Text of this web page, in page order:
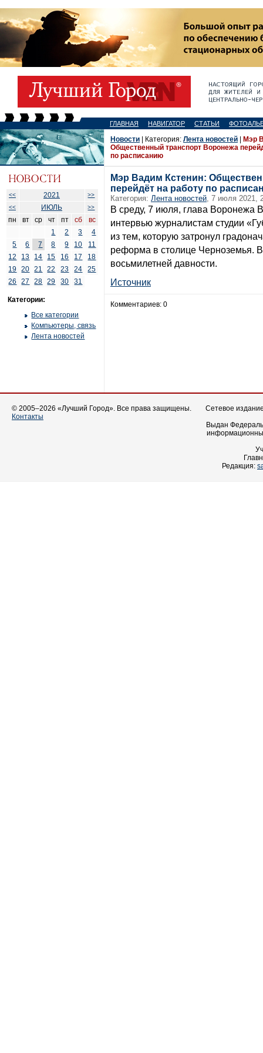
ГЛАВНАЯ НАВИГАТОР СТАТЬИ
<< 2021
>>
<<
ИЮЛЬ >>
пн вт ср чт пт сб
вс
1
2 3
4
5
6 7 8 9 10
11
12
13 14 15 16 17
18
19
20 21 22 23 24
25
26
27 28 29 30 31
Категории:
Все категории
Компьютеры, связь
Лента новостей
Новости | Категория: Лента новостей
Мэр
Общественный транспорт Воронежа
по расписанию
Мэр Вадим Кстенин:
перейдёт на работу по
Категория: Лента новостей, 7 июля 2021,
В среду, 7 июля, глава Воронежа
интервью журналистам студии
из тем, которую затронул
реформа в столице Черноземья.
восьмилетней давности.
Источник
Комментариев: 0
© 2005–2026 «Лучший Город». Все права защищены.
Контакты
Сетевое
Выдан
Редакция: